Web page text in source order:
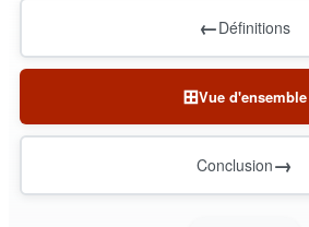
←Définitions
⊞Vue d'ensemble
Conclusion→